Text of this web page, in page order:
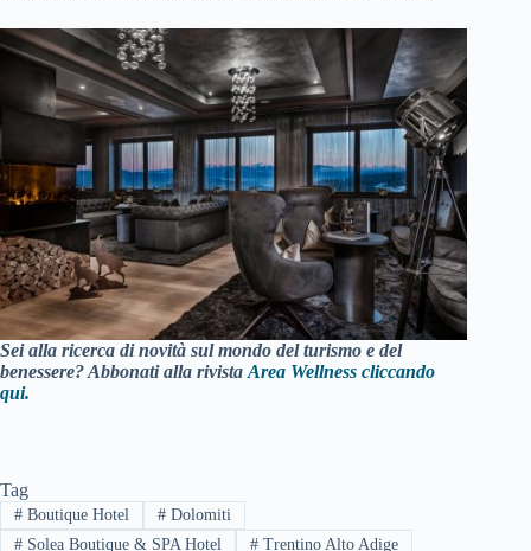
Sei alla ricerca di novità sul mondo del turismo e del
benessere? Abbonati alla rivista Area Wellness cliccando
qui.
Tag
#Boutique Hotel #Dolomiti
#Solea Boutique & SPA Hotel #Trentino Alto Adige